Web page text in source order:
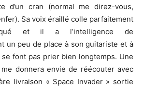
d’un cran (normal me direz-vous,
Sa voix éraillé colle parfaitement
et il a l’intelligence de
un peu de place à son guitariste et à
font pas prier bien longtemps. Une
donnera envie de réécouter avec
livraison « Space Invader » sortie